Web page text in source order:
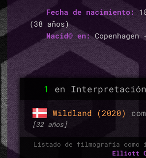
Fecha de nacimiento:
(38 años)
Nacid@ en:Copenhagen
1 en
Wildland (2020)
[32 años]
Listado de filmografía como
Elliott